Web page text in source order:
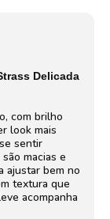
Delicada
com brilho
look mais
sentir
macias e
ajustar bem no
textura que
acompanha